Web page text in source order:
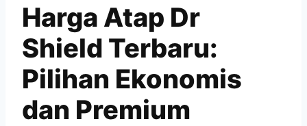
Harga Atap Dr
Shield Terbaru:
Pilihan Ekonomis
dan Premium